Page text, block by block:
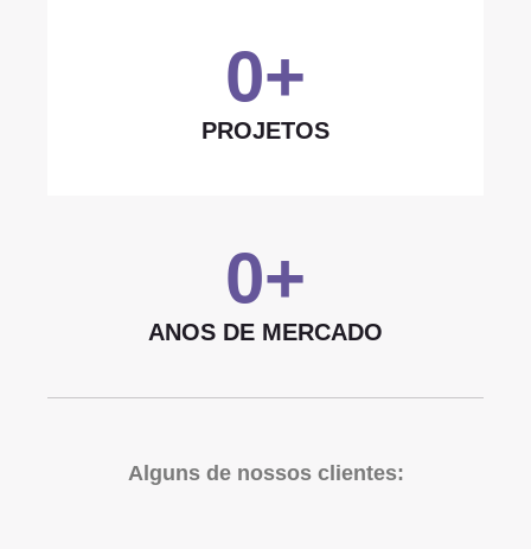
PROJETOS
0+
ANOS DE MERCADO
0+
Alguns de nossos clientes: